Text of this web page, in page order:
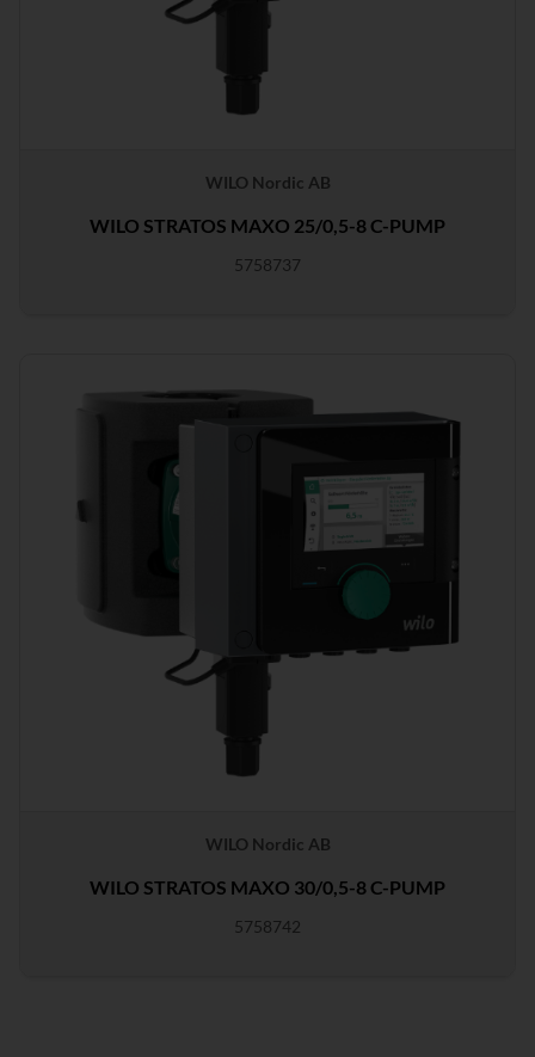
WILO Nordic AB
WILO STRATOS MAXO 25/0,5-8 C-PUMP
5758737
WILO Nordic AB
WILO STRATOS MAXO 30/0,5-8 C-PUMP
5758742